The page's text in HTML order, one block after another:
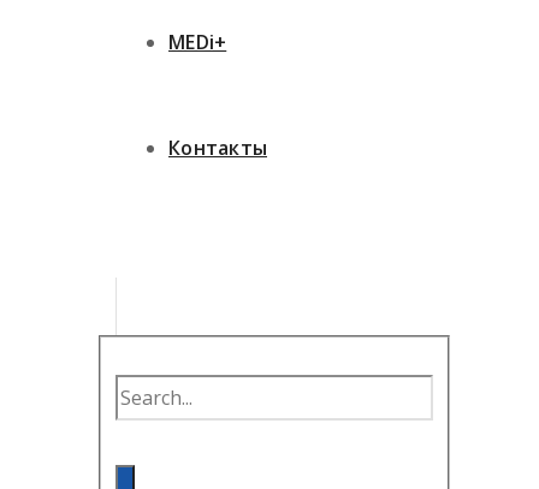
MEDi+
Контакты